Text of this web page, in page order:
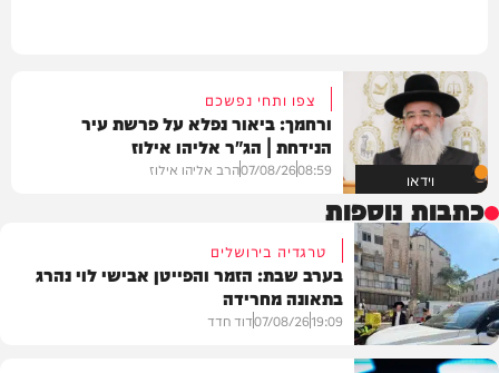
וידאו
צפו ותחי נפשכם
ורחמך: ביאור נפלא על פרשת עיר
הנידחת | הג"ר אליהו אילוז
08:59
07/08/26הרב אליהו אילוז
כתבות נוספות
טרגדיה בירושלים
בערב שבת: הזמר והפייטן אבישי לוי נהרג
בתאונה מחרידה
19:09
07/08/26דוד חדד